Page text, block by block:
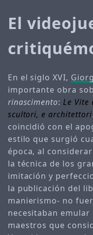
El
En el siglo XVI,
importante obra
rinascimento: Le Vite
scultori, e architettori
coincidió con el
estilo que surgió
época, al
la técnica de los
imitación y
la publicación del
manierismo- no
necesitaban
maestros que